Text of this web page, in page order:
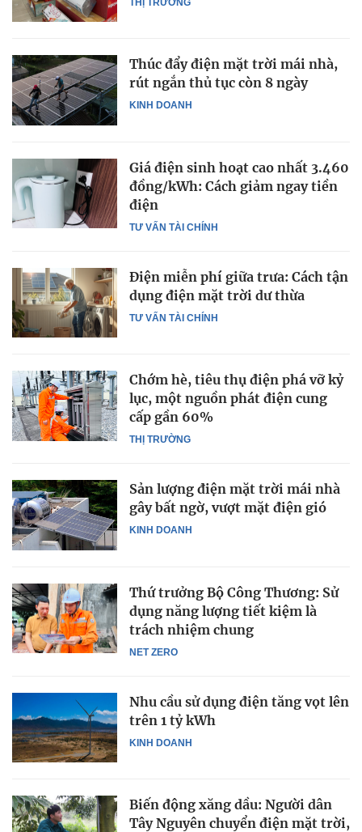
KINH DOANH
Thúc đẩy điện mặt trời mái nhà,
rút ngắn thủ tục còn 8 ngày
TƯ VẤN TÀI CHÍNH
Giá điện sinh hoạt cao nhất 3.460
đồng/kWh: Cách giảm ngay tiền
điện
TƯ VẤN TÀI CHÍNH
Điện miễn phí giữa trưa: Cách tận
dụng điện mặt trời dư thừa
THỊ TRƯỜNG
Chớm hè, tiêu thụ điện phá vỡ kỷ
lục, một nguồn phát điện cung
cấp gần 60%
KINH DOANH
Sản lượng điện mặt trời mái nhà
gây bất ngờ, vượt mặt điện gió
NET ZERO
Thứ trưởng Bộ Công Thương: Sử
dụng năng lượng tiết kiệm là
trách nhiệm chung
KINH DOANH
Nhu cầu sử dụng điện tăng vọt lên
trên 1 tỷ kWh
Biến động xăng dầu: Người dân
Tây Nguyên chuyển điện mặt trời,